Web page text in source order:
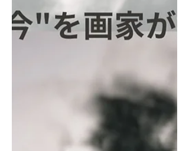
か、ブログでぜひご覧ください。